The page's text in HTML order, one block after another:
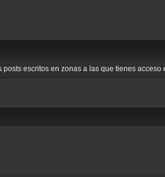
escritos en zonas a las que tienes acceso